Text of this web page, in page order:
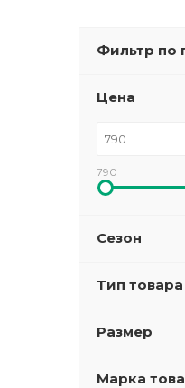
Фильтр по
Цена
790
Сезон
Тип товара
Размер
Марка